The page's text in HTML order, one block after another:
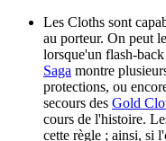
Les Cloths sont
au porteur. On peut
lorsque'un flash-
Saga montre
protections, ou
secours des Gold
cours de l'histoire.
cette règle ; ainsi, si